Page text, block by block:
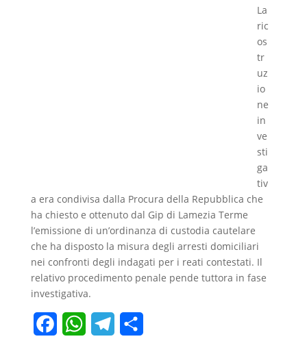
La
ric
os
tr
uz
io
ne
in
ve
sti
ga
tiv
a era condivisa dalla Procura della Repubblica che
ha chiesto e ottenuto dal Gip di Lamezia Terme
l’emissione di un’ordinanza di custodia cautelare
che ha disposto la misura degli arresti domiciliari
nei confronti degli indagati per i reati contestati. Il
relativo procedimento penale pende tuttora in fase
investigativa.
W